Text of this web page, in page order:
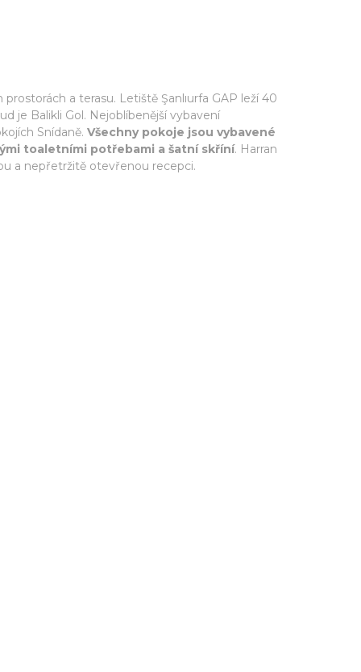
a terasu. Letiště Şanlıurfa GAP leží 40
je Balikli Gol. Nejoblíbenější vybavení
Snídaně. Všechny pokoje jsou vybavené
toaletními potřebami a šatní skříní. Harran
a nepřetržitě otevřenou recepci.